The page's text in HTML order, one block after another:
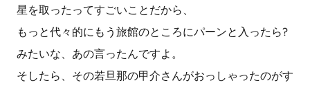
星を取ったってすごいことだから、
もっと代々的にもう旅館のところにパーンと入ったら?
みたいな、あの言ったんですよ。
そしたら、その若旦那の甲介さんがおっしゃったのがす